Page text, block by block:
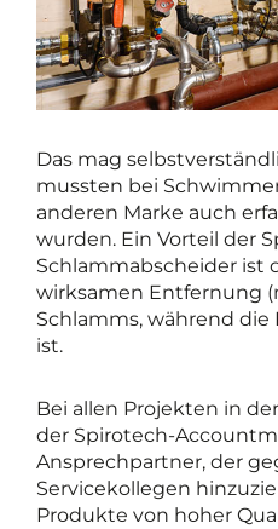
Das mag
mussten bei
anderen Marke auch
wurden. Ein Vorteil der
Schlammabscheider ist
wirksamen Entfernung
Schlamms, während
ist.
Bei allen Projekten in
der Spirotech-
Ansprechpartner, der
Servicekollegen
Produkte von hoher